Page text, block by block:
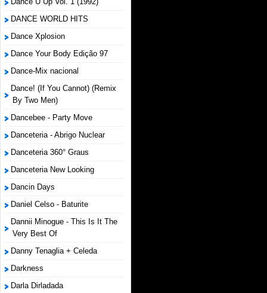
DANCE WORLD HITS
Dance Xplosion
Dance Your Body Edição 97
Dance-Mix nacional
Dance! (If You Cannot) (Remix
By Two Men)
Dancebee - Party Move
Danceteria - Abrigo Nuclear
Danceteria 360° Graus
Danceteria New Looking
Dancin Days
Daniel Celso - Baturite
Dannii Minogue - This Is It The
Very Best Of
Danny Tenaglia + Celeda
Darkness
Darla Dirladada